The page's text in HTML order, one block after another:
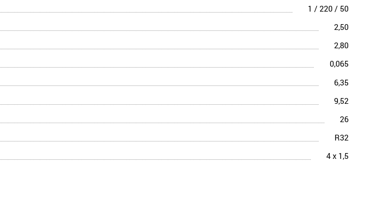
1 / 220 / 50
2,50
2,80
0,065
6,35
9,52
26
R32
4 х 1,5